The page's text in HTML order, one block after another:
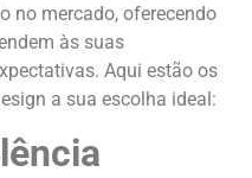
no mercado, oferecendo
às suas
Aqui estão os
a sua escolha ideal: